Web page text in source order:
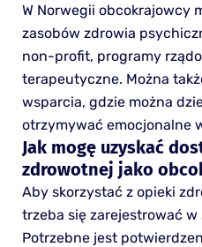
W Norwegii obcokrajowcy
zasobów zdrowia
non-profit, programy
terapeutyczne. Można
wsparcia, gdzie można
otrzymywać emocjonalne
Jak mogę uzyskać
zdrowotnej jako
Aby skorzystać z opieki
trzeba się zarejestrować
Potrzebne jest